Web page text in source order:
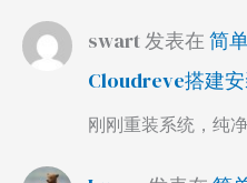
swart发表在简
Cloudreve搭建
刚刚重装系统，纯